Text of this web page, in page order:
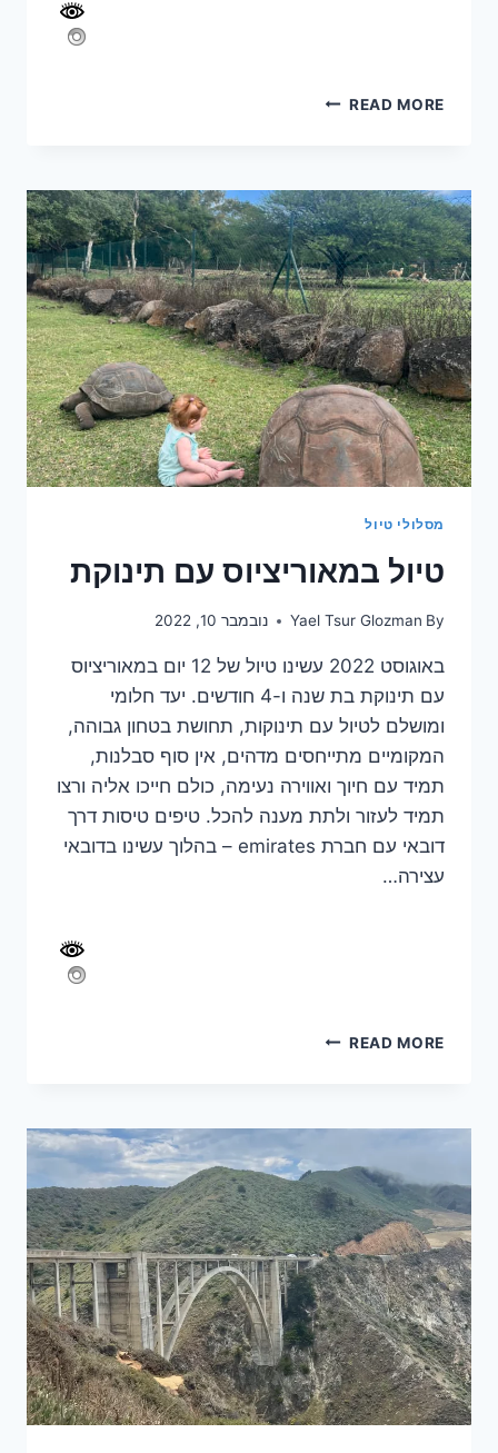
READ MORE
8
מסלולי טיול
טיול במאוריציוס עם תינוקת
By
Yael Tsur Glozman נובמבר 10, 2022
באוגוסט 2022 עשינו טיול של 12 יום במאוריציוס
עם תינוקת בת שנה ו-4 חודשים. יעד חלומי
ומושלם לטיול עם תינוקות, תחושת בטחון גבוהה,
המקומיים מתייחסים מדהים, אין סוף סבלנות,
תמיד עם חיוך ואווירה נעימה, כולם חייכו אליה ורצו
תמיד לעזור ולתת מענה להכל. טיפים טיסות דרך
דובאי עם חברת emirates – בהלוך עשינו בדובאי
עצירה…
READ MOREטיול